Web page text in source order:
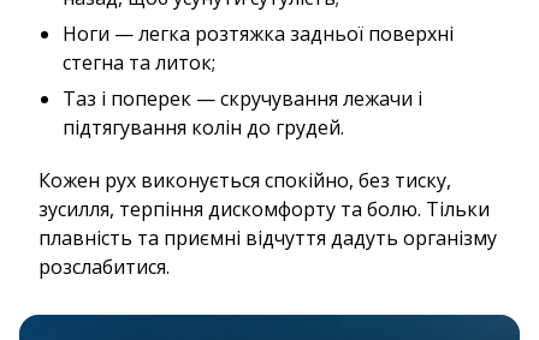
Ноги — легка розтяжка задньої поверхні
стегна та литок;
Таз і поперек — скручування лежачи і
підтягування колін до грудей.
Кожен рух виконується спокійно, без тиску,
зусилля, терпіння дискомфорту та болю. Тільки
плавність та приємні відчуття дадуть організму
розслабитися.